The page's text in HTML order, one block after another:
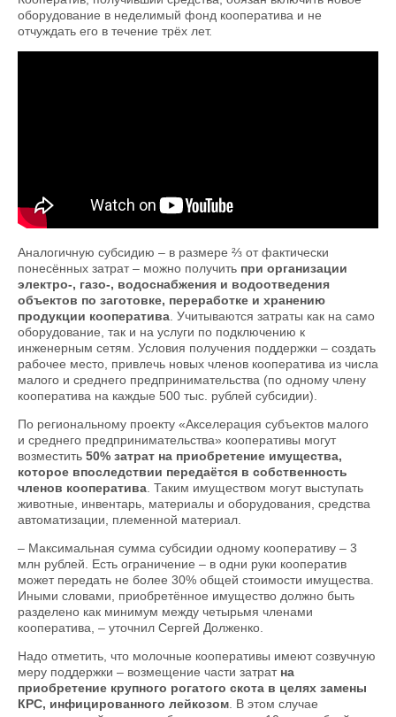
оборудование в неделимый фонд кооператива и не
отчуждать его в течение трёх лет.
Аналогичную субсидию – в размере ⅔ от фактически
понесённых затрат – можно получить при организации
электро-, газо-, водоснабжения и водоотведения
объектов по заготовке, переработке и хранению
продукции кооператива . Учитываются затраты как на само
оборудование, так и на услуги по подключению к
инженерным сетям. Условия получения поддержки – создать
рабочее место, привлечь новых членов кооператива из числа
малого и среднего предпринимательства (по одному члену
кооператива на каждые 500 тыс. рублей субсидии).
По региональному проекту «Акселерация субъектов малого
и среднего предпринимательства» кооперативы могут
возместить 50% затрат на приобретение имущества,
которое впоследствии передаётся в собственность
членов кооператива . Таким имуществом могут выступать
животные, инвентарь, материалы и оборудования, средства
автоматизации, племенной материал.
– Максимальная сумма субсидии одному кооперативу – 3
млн рублей. Есть ограничение – в одни руки кооператив
может передать не более 30% общей стоимости имущества.
Иными словами, приобретённое имущество должно быть
разделено как минимум между четырьмя членами
кооператива, – уточнил Сергей Долженко.
Надо отметить, что молочные кооперативы имеют созвучную
меру поддержки – возмещение части затрат на
приобретение крупного рогатого скота в целях замены
КРС, инфицированного лейкозом . В этом случае